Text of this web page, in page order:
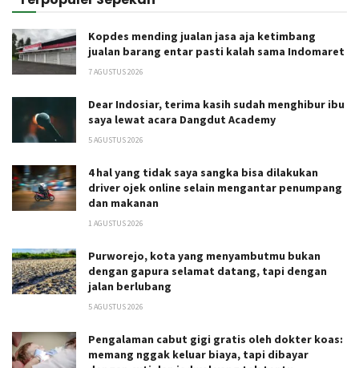
Kopdes mending jualan jasa aja ketimbang
jualan barang entar pasti kalah sama Indomaret
7 AGUSTUS 2026
Dear Indosiar, terima kasih sudah menghibur ibu
saya lewat acara Dangdut Academy
5 AGUSTUS 2026
4 hal yang tidak saya sangka bisa dilakukan
driver ojek online selain mengantar penumpang
dan makanan
1 AGUSTUS 2026
Purworejo, kota yang menyambutmu bukan
dengan gapura selamat datang, tapi dengan
jalan berlubang
5 AGUSTUS 2026
Pengalaman cabut gigi gratis oleh dokter koas:
memang nggak keluar biaya, tapi dibayar